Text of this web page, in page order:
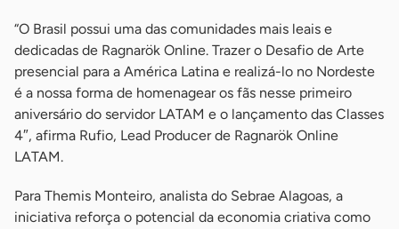
“O Brasil possui uma das comunidades mais leais e
dedicadas de Ragnarök Online. Trazer o Desafio de Arte
presencial para a América Latina e realizá-lo no Nordeste
é a nossa forma de homenagear os fãs nesse primeiro
aniversário do servidor LATAM e o lançamento das Classes
4″, afirma Rufio, Lead Producer de Ragnarök Online
LATAM.
Para Themis Monteiro, analista do Sebrae Alagoas, a
iniciativa reforça o potencial da economia criativa como